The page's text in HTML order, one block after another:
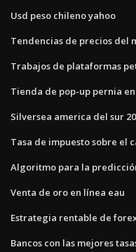
Usd peso chileno yahoo
Tendencias de precios del
Trabajos de plataformas
Tienda de pop-up pernia
Silversea america del sur
Tasa de impuesto sobre el
Algoritmo para la
Venta de oro en línea eau
Estrategia rentable de
Bancos con las mejores